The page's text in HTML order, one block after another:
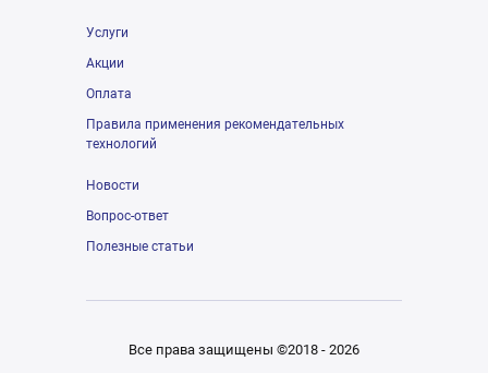
Услуги
Акции
Оплата
Правила применения рекомендательных
технологий
Новости
Вопрос-ответ
Полезные статьи
Все права защищены ©2018 - 2026